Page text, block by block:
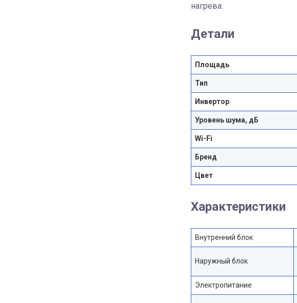
нагрева.
Детали
Площадь
Тип
Инвертор
Уровень шума, дБ
Wi-Fi
Бренд
Цвет
Характеристики
Внутренний блок
Наружный блок
Электропитание